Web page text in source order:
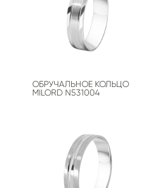
ОБРУЧАЛЬНОЕ КОЛЬЦО
MILORD N531004